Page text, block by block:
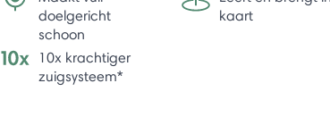
doelgericht
schoon
kaart
10x krachtiger
zuigsysteem*